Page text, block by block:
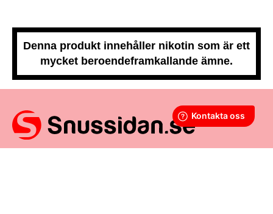
Denna produkt innehåller nikotin som är ett
mycket beroendeframkallande ämne.
Snussidan.sehar ett av Sveriges största utbud av snus –